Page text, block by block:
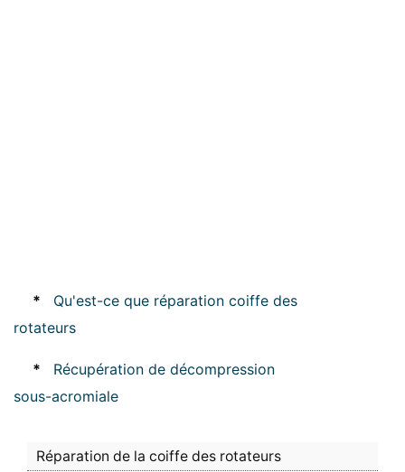
*
Qu'est-ce que réparation coiffe des
rotateurs
*
Récupération de décompression
sous-acromiale
Réparation de la coiffe des rotateurs